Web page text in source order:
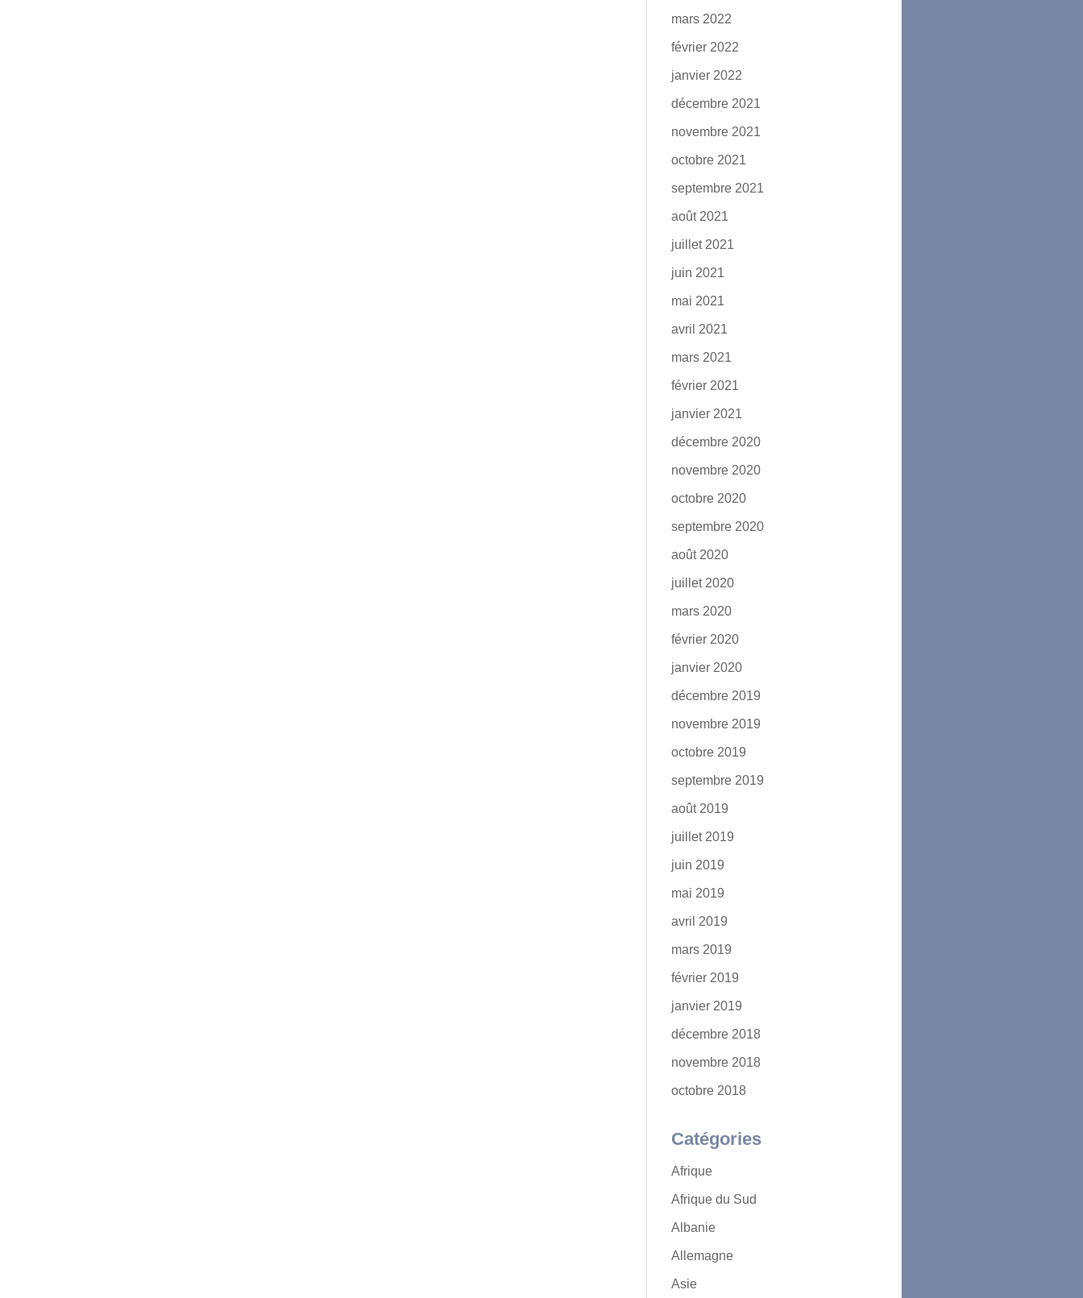
mars 2022
février 2022
janvier 2022
décembre 2021
novembre 2021
octobre 2021
septembre 2021
août 2021
juillet 2021
juin 2021
mai 2021
avril 2021
mars 2021
février 2021
janvier 2021
décembre 2020
novembre 2020
octobre 2020
septembre 2020
août 2020
juillet 2020
mars 2020
février 2020
janvier 2020
décembre 2019
novembre 2019
octobre 2019
septembre 2019
août 2019
juillet 2019
juin 2019
mai 2019
avril 2019
mars 2019
février 2019
janvier 2019
décembre 2018
novembre 2018
octobre 2018
Catégories
Afrique
Afrique du Sud
Albanie
Allemagne
Asie